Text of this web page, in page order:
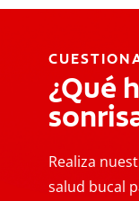
¿Qué
Realiza
salud bucal